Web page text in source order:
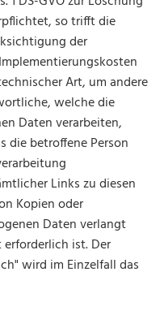
so trifft die
der
Art, um andere
welche die
Daten verarbeiten,
die betroffene Person
Links zu diesen
Kopien oder
Daten verlangt
ist. Der
wird im Einzelfall das